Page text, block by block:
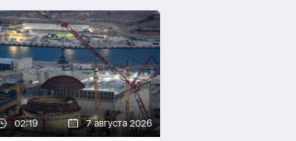
02:19 7 августа 2026